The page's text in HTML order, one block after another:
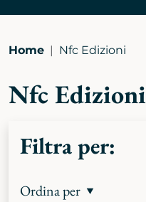
Home Nfc Edizioni
Nfc Edizioni
Filtra per:
Ordina per